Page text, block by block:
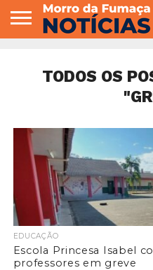
VEREADORES
TODOS OS
EDUCAÇÃO
Escola Princesa Isabel
professores em greve